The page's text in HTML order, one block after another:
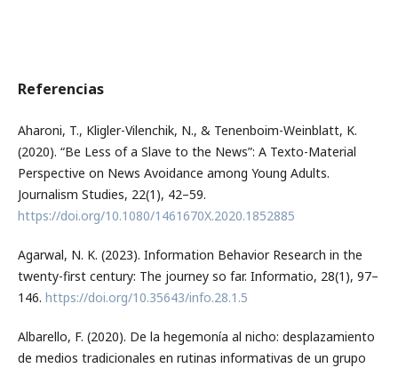
Referencias
Aharoni, T., Kligler-Vilenchik, N., & Tenenboim-Weinblatt, K.
(2020). “Be Less of a Slave to the News”: A Texto-Material
Perspective on News Avoidance among Young Adults.
Journalism Studies, 22(1), 42–59.
https://doi.org/10.1080/1461670X.2020.1852885
Agarwal, N. K. (2023). Information Behavior Research in the
twenty-first century: The journey so far. Informatio, 28(1), 97–
146. https://doi.org/10.35643/info.28.1.5
Albarello, F. (2020). De la hegemonía al nicho: desplazamiento
de medios tradicionales en rutinas informativas de un grupo